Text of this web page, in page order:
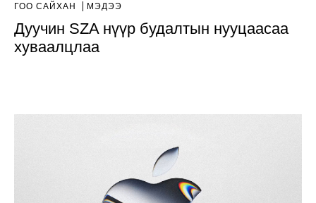
ГОО САЙХАН МЭДЭЭ
Дуучин SZA нүүр будалтын нууцаасаа
хуваалцлаа